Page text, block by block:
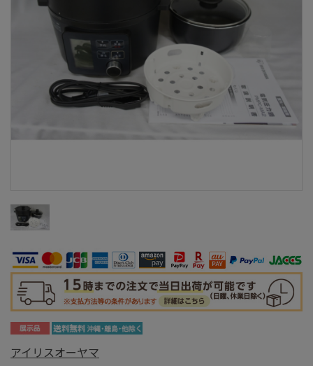
アイリスオーヤマ